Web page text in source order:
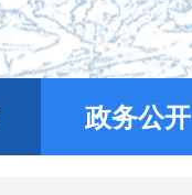
政务公开